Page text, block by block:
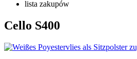
lista zakupów
Cello S400